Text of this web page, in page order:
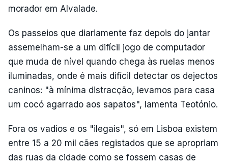
morador em Alvalade.
Os passeios que diariamente faz depois do jantar
assemelham-se a um difícil jogo de computador
que muda de nível quando chega às ruelas menos
iluminadas, onde é mais difícil detectar os dejectos
caninos: "à mínima distracção, levamos para casa
um cocó agarrado aos sapatos", lamenta Teotónio.
Fora os vadios e os "ilegais", só em Lisboa existem
entre 15 a 20 mil cães registados que se apropriam
das ruas da cidade como se fossem casas de